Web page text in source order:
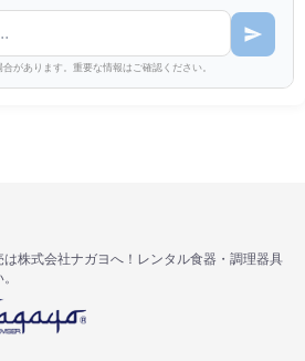
があります。重要な情報はご確認ください。
株式会社ナガヨへ！レンタル食器・調理器具